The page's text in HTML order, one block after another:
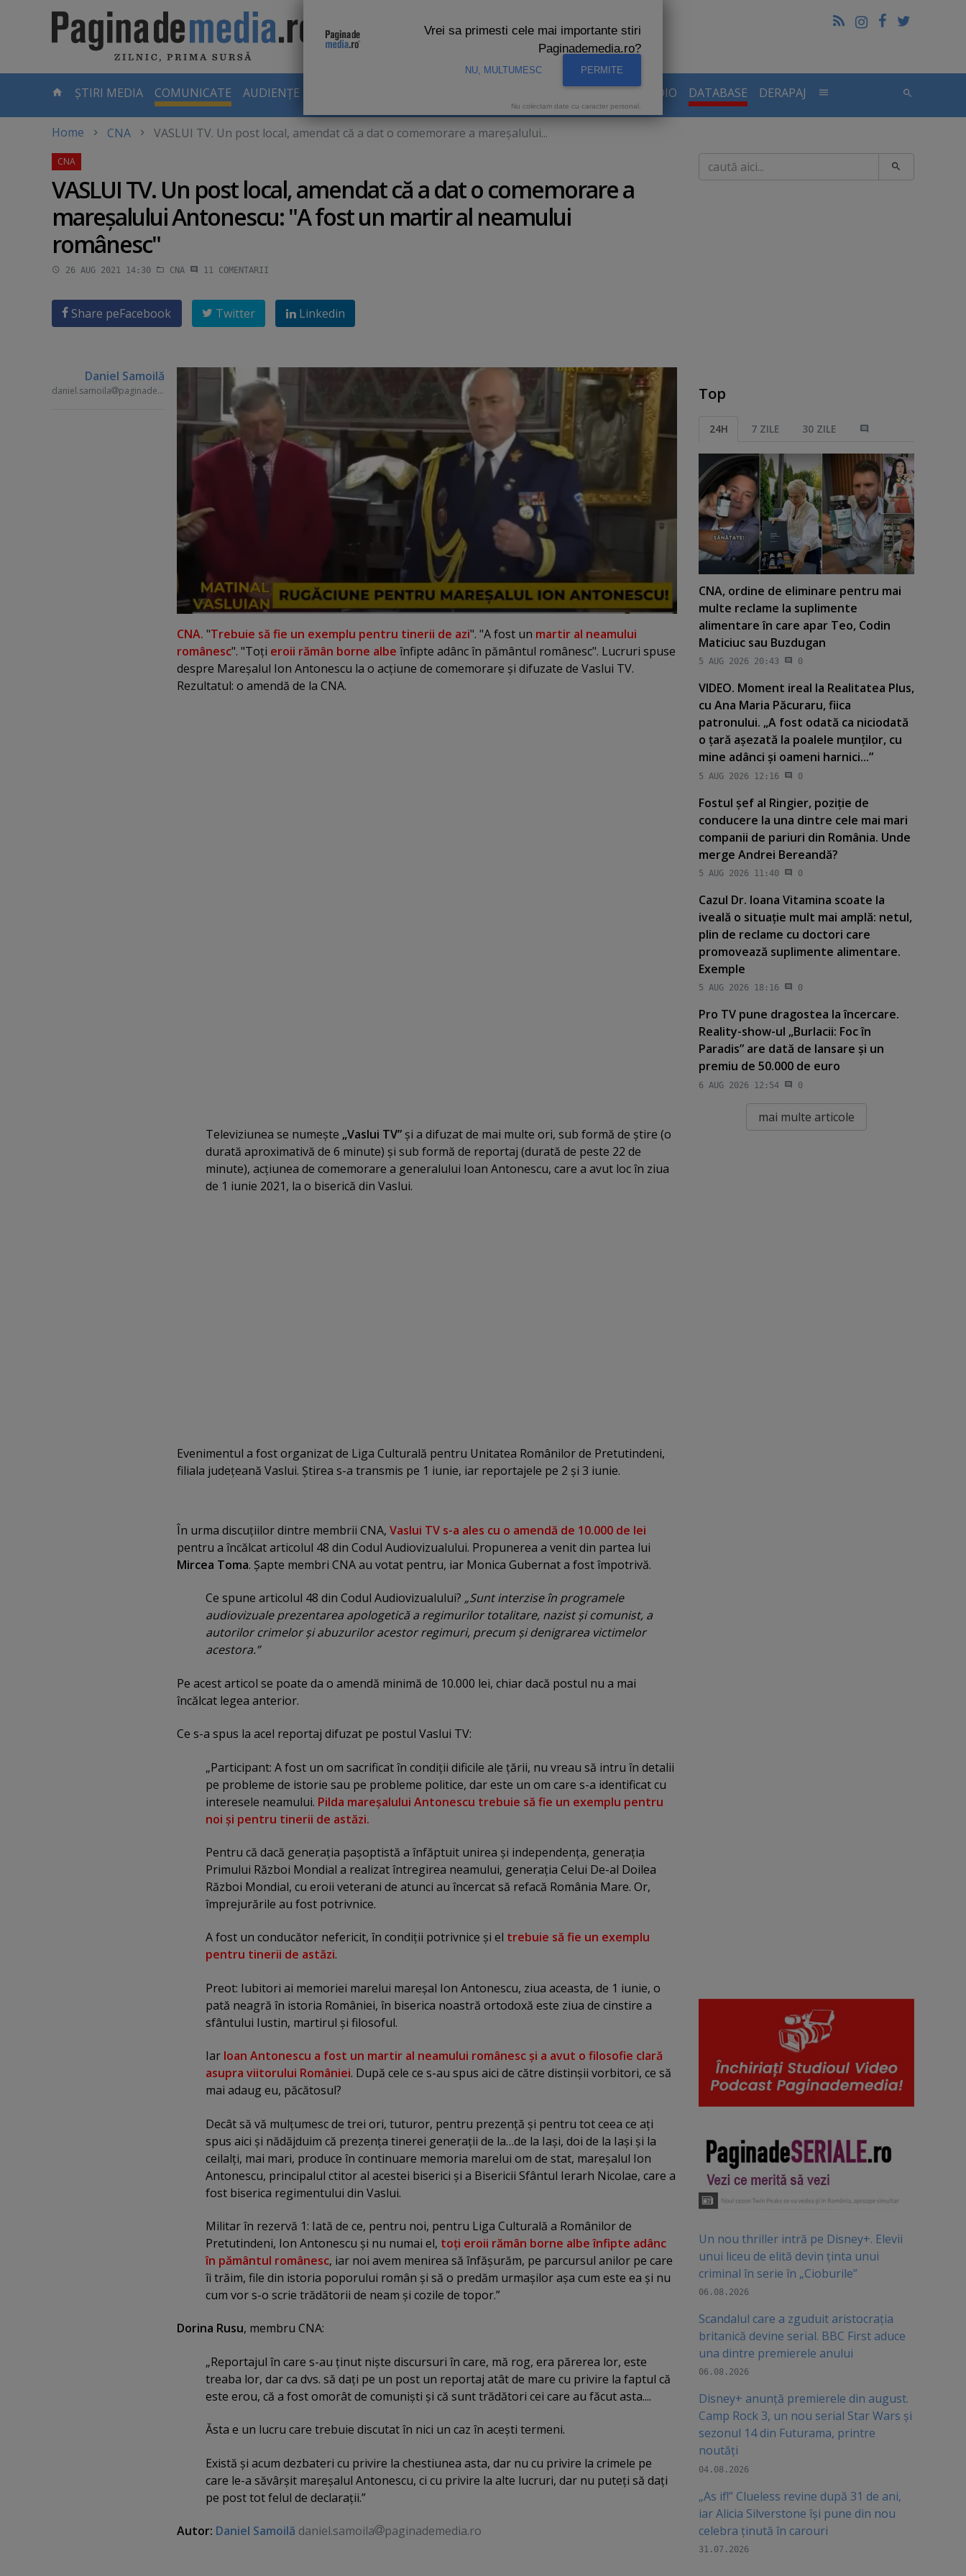
CURENTĂ
ȘTIRI MEDIA COMUNICATE AUDIENȚE TV AUDIENTE RADIO DATABASE DERAPAJ
Home CNA VASLUI TV. Un post local, amendat că a dat o comemorare a mareşalului...
VASLUI TV. Un post local, amendat că a dat o comemorare a
mareşalului Antonescu: "A fost un martir al neamului
românesc"
26 AUG 2021 14:30 CNA 11 COMENTARII
Share peFacebook Twitter Linkedin
Daniel Samoilă
daniel.samoila paginademedia.ro
CNA. "Trebuie să fie un exemplu pentru tinerii de azi". "A fost un martir al neamului
românesc". "Toţi eroii rămân borne albe înfipte adânc în pământul românesc". Lucruri spuse
despre Mareşalul Ion Antonescu la o acţiune de comemorare şi difuzate de Vaslui TV.
Rezultatul: o amendă de la CNA.
Televiziunea se numeşte „Vaslui TV” şi a difuzat de mai multe ori, sub formă de ştire (o
durată aproximativă de 6 minute) şi sub formă de reportaj (durată de peste 22 de
minute), acţiunea de comemorare a generalului Ioan Antonescu, care a avut loc în ziua
de 1 iunie 2021, la o biserică din Vaslui.
Evenimentul a fost organizat de Liga Culturală pentru Unitatea Românilor de Pretutindeni,
filiala judeţeană Vaslui. Ştirea s-a transmis pe 1 iunie, iar reportajele pe 2 şi 3 iunie.
În urma discuţiilor dintre membrii CNA, Vaslui TV s-a ales cu o amendă de 10.000 de lei
pentru a încălcat articolul 48 din Codul Audiovizualului. Propunerea a venit din partea lui
Mircea Toma. Şapte membri CNA au votat pentru, iar Monica Gubernat a fost împotrivă.
Ce spune articolul 48 din Codul Audiovizualului? „Sunt interzise în programele
audiovizuale prezentarea apologetică a regimurilor totalitare, nazist şi comunist, a
autorilor crimelor şi abuzurilor acestor regimuri, precum şi denigrarea victimelor
acestora.”
Pe acest articol se poate da o amendă minimă de 10.000 lei, chiar dacă postul nu a mai
încălcat legea anterior.
Ce s-a spus la acel reportaj difuzat pe postul Vaslui TV:
„Participant: A fost un om sacrificat în condiţii dificile ale ţării, nu vreau să intru în detalii
pe probleme de istorie sau pe probleme politice, dar este un om care s-a identificat cu
interesele neamului. Pilda mareşalului Antonescu trebuie să fie un exemplu pentru
noi şi pentru tinerii de astăzi.
Pentru că dacă generaţia paşoptistă a înfăptuit unirea şi independenţa, generaţia
Primului Război Mondial a realizat întregirea neamului, generaţia Celui De-al Doilea
Război Mondial, cu eroii veterani de atunci au încercat să refacă România Mare. Or,
împrejurările au fost potrivnice.
A fost un conducător nefericit, în condiţii potrivnice şi el trebuie să fie un exemplu
pentru tinerii de astăzi.
Preot: Iubitori ai memoriei marelui mareşal Ion Antonescu, ziua aceasta, de 1 iunie, o
pată neagră în istoria României, în biserica noastră ortodoxă este ziua de cinstire a
sfântului Iustin, martirul şi filosoful.
Iar Ioan Antonescu a fost un martir al neamului românescşi a avut o filosofie clară
asupra viitorului României. După cele ce s-au spus aici de către distinşii vorbitori, ce să
mai adaug eu, păcătosul?
Decât să vă mulţumesc de trei ori, tuturor, pentru prezenţă şi pentru tot ceea ce aţi
spus aici şi nădăjduim că prezenţa tinerei generaţii de la…de la Iaşi, doi de la Iaşi şi la
ceilalţi, mai mari, produce în continuare memoria marelui om de stat, mareşalul Ion
Antonescu, principalul ctitor al acestei biserici şi a Bisericii Sfântul Ierarh Nicolae, care a
fost biserica regimentului din Vaslui.
Militar în rezervă 1: Iată de ce, pentru noi, pentru Liga Culturală a Românilor de
Pretutindeni, Ion Antonescu şi nu numai el, toţi eroii rămân borne albe înfipte adânc
în pământul românesc, iar noi avem menirea să înfăşurăm, pe parcursul anilor pe care
îi trăim, file din istoria poporului român şi să o predăm urmaşilor aşa cum este ea şi nu
cum vor s-o scrie trădătorii de neam şi cozile de topor.”
Dorina Rusu, membru CNA:
„Reportajul în care s-au ţinut nişte discursuri în care, mă rog, era părerea lor, este
treaba lor, dar ca dvs. să daţi pe un post un reportaj atât de mare cu privire la faptul că
este erou, că a fost omorât de comunişti şi că sunt trădători cei care au făcut asta....
Ăsta e un lucru care trebuie discutat în nici un caz în aceşti termeni.
Există şi acum dezbateri cu privire la chestiunea asta, dar nu cu privire la crimele pe
care le-a săvârşit mareşalul Antonescu, ci cu privire la alte lucruri, dar nu puteţi să daţi
pe post tot felul de declaraţii.”
Autor: Daniel Samoilă daniel.samoila paginademedia.ro
Caută
Top
24H 7 ZILE 30 ZILE
CNA, ordine de eliminare pentru mai
multe reclame la suplimente
alimentare în care apar Teo, Codin
Maticiuc sau Buzdugan
5 AUG 2026 20:43 0
VIDEO. Moment ireal la Realitatea Plus,
cu Ana Maria Păcuraru, fiica
patronului. „A fost odată ca niciodată
o ţară aşezată la poalele munţilor, cu
mine adânci şi oameni harnici...”
5 AUG 2026 12:16 0
Fostul şef al Ringier, poziţie de
conducere la una dintre cele mai mari
companii de pariuri din România. Unde
merge Andrei Bereandă?
5 AUG 2026 11:40 0
Cazul Dr. Ioana Vitamina scoate la
iveală o situaţie mult mai amplă: netul,
plin de reclame cu doctori care
promovează suplimente alimentare.
Exemple
5 AUG 2026 18:16 0
Pro TV pune dragostea la încercare.
Reality-show-ul „Burlacii: Foc în
Paradis” are dată de lansare şi un
premiu de 50.000 de euro
6 AUG 2026 12:54 0
mai multe articole
Un nou thriller intră pe Disney+. Elevii
unui liceu de elită devin ținta unui
criminal în serie în „Cioburile”
06.08.2026
Scandalul care a zguduit aristocrația
britanică devine serial. BBC First aduce
una dintre premierele anului
06.08.2026
Disney+ anunță premierele din august.
Camp Rock 3, un nou serial Star Wars și
sezonul 14 din Futurama, printre
noutăți
04.08.2026
„As if!” Clueless revine după 31 de ani,
iar Alicia Silverstone își pune din nou
celebra ținută în carouri
31.07.2026
Vrei sa primesti cele mai importante stiri
Paginademedia.ro?
NU, MULTUMESC PERMITE
Nu colectam date cu caracter personal.